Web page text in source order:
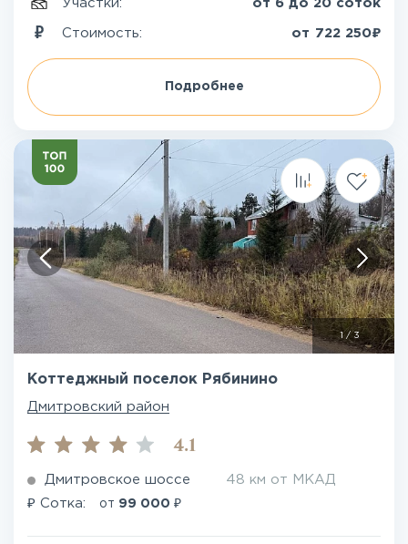
Участки: от 6 до 20 соток
Стоимость: от 722 250₽
Подробнее
1 / 3
Коттеджный поселок Рябинино
Дмитровский район
4.1
Дмитровское шоссе 48 км от МКАД
₽ Сотка: от 99 000 ₽